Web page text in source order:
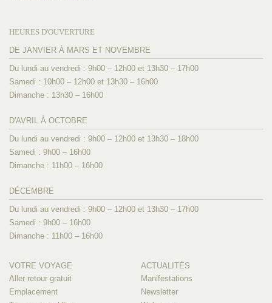
HEURES D'OUVERTURE
DE JANVIER À MARS ET NOVEMBRE
Du lundi au vendredi : 9h00 – 12h00 et 13h30 – 17h00
Samedi : 10h00 – 12h00 et 13h30 – 16h00
Dimanche : 13h30 – 16h00
D'AVRIL À OCTOBRE
Du lundi au vendredi : 9h00 – 12h00 et 13h30 – 18h00
Samedi : 9h00 – 16h00
Dimanche : 11h00 – 16h00
DÉCEMBRE
Du lundi au vendredi : 9h00 – 12h00 et 13h30 – 17h00
Samedi : 9h00 – 16h00
Dimanche : 11h00 – 16h00
VOTRE VOYAGE
Aller-retour gratuit
Emplacement
ACTUALITÉS
Manifestations
Newsletter